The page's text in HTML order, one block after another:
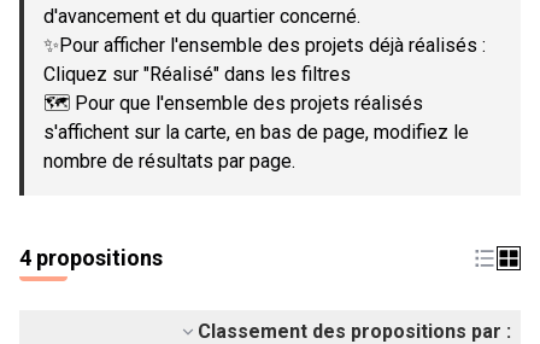
d'avancement et du quartier concerné.
✨Pour afficher l'ensemble des projets déjà réalisés :
Cliquez sur "Réalisé" dans les filtres
🗺️ Pour que l'ensemble des projets réalisés
s'affichent sur la carte, en bas de page, modifiez le
nombre de résultats par page.
4 propositions
Classement des propositions par :